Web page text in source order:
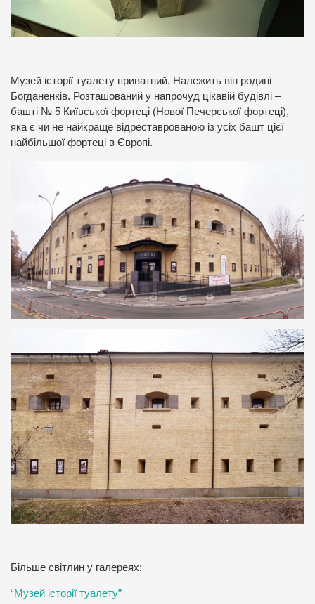
Музей історії туалету приватний. Належить він родині
Богданенків. Розташований у напрочуд цікавій будівлі –
башті № 5 Київської фортеці (Нової Печерської фортеці),
яка є чи не найкраще відреставрованою із усіх башт цієї
найбільшої фортеці в Європі.
Більше світлин у галереях:
“Музей історії туалету”